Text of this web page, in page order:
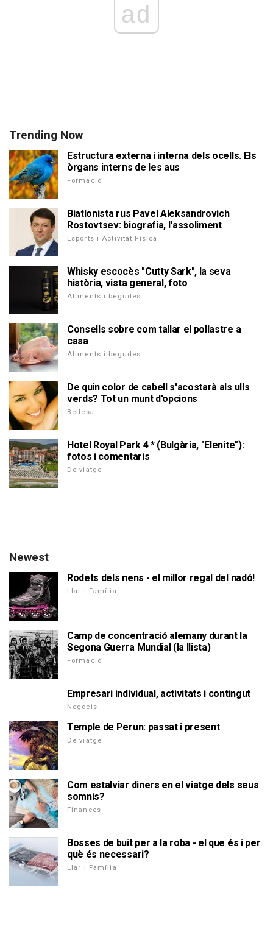
ad
Trending Now
Estructura externa i interna dels ocells. Els
òrgans interns de les aus
Formació
Biatlonista rus Pavel Aleksandrovich
Rostovtsev: biografia, l'assoliment
Esports i Activitat Física
Whisky escocès "Cutty Sark", la seva
història, vista general, foto
Aliments i begudes
Consells sobre com tallar el pollastre a
casa
Aliments i begudes
De quin color de cabell s'acostarà als ulls
verds? Tot un munt d'opcions
Bellesa
Hotel Royal Park 4 * (Bulgària, "Elenite"):
fotos i comentaris
De viatge
Newest
Rodets dels nens - el millor regal del nadó!
Llar i Família
Camp de concentració alemany durant la
Segona Guerra Mundial (la llista)
Formació
Empresari individual, activitats i contingut
Negocis
Temple de Perun: passat i present
De viatge
Com estalviar diners en el viatge dels seus
somnis?
Finances
Bosses de buit per a la roba - el que és i per
què és necessari?
Llar i Família